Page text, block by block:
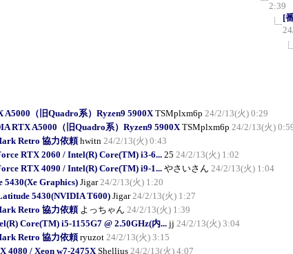
2:39
[
A5000（旧Quadro系）Ryzen9 5900X TSMplxm6p 24/2/13(火) 0:29
RTX A5000（旧Quadro系）Ryzen9 5900X TSMplxm6p 24/2/13(火)
Retro 協力依頼 hwitn 24/2/13(火) 0:43
RTX 2060 / Intel(R) Core(TM) i3-6... 25 24/2/13(火) 1:02
RTX 4090 / Intel(R) Core(TM) i9-1... やさいさん 24/2/13(火) 1:04
5430(Xe Graphics) Jigar 24/2/13(火) 1:20
5430(NVIDIA T600) Jigar 24/2/13(火) 1:27
Retro 協力依頼 よっちゃん 24/2/13(火) 1:39
Core(TM) i5-1155G7 @ 2.50GHz(内...jj 24/2/13(火) 3:04
Retro 協力依頼 ryuzot 24/2/13(火) 3:15
4080 / Xeon w7-2475XShellius 24/2/13(火) 4:07